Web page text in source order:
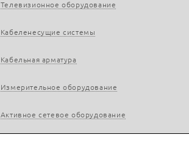
Телевизионное оборудование
Кабеленесущие системы
Кабельная арматура
Измерительное оборудование
Активное сетевое оборудование